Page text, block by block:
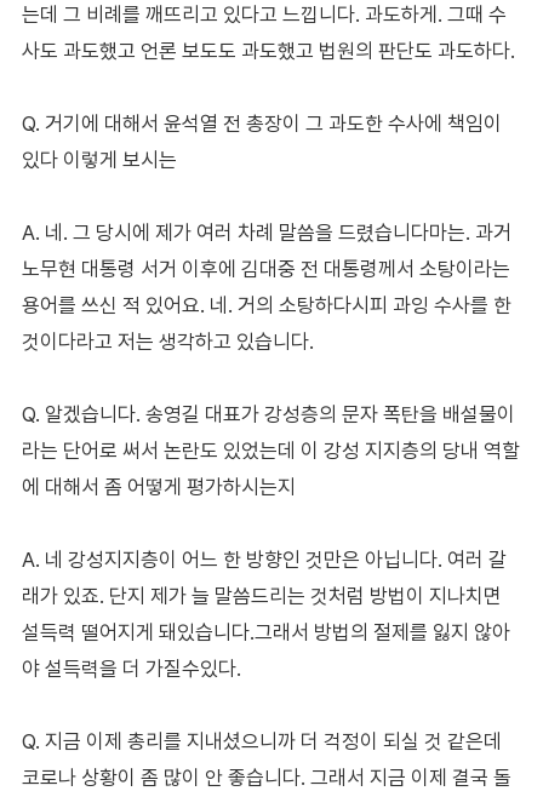
는데 그 비례를 깨뜨리고 있다고 느낍니다. 과도하게. 그때 수
사도 과도했고 언론 보도도 과도했고 법원의 판단도 과도하다.
Q. 거기에 대해서 윤석열 전 총장이 그 과도한 수사에 책임이
있다 이렇게 보시는
A. 네. 그 당시에 제가 여러 차례 말씀을 드렸습니다마는. 과거
노무현 대통령 서거 이후에 김대중 전 대통령께서 소탕이라는
용어를 쓰신 적 있어요. 네. 거의 소탕하다시피 과잉 수사를 한
것이다라고 저는 생각하고 있습니다.
Q. 알겠습니다. 송영길 대표가 강성층의 문자 폭탄을 배설물이
라는 단어로 써서 논란도 있었는데 이 강성 지지층의 당내 역할
에 대해서 좀 어떻게 평가하시는지
A. 네 강성지지층이 어느 한 방향인 것만은 아닙니다. 여러 갈
래가 있죠. 단지 제가 늘 말씀드리는 것처럼 방법이 지나치면
설득력 떨어지게 돼있습니다.그래서 방법의 절제를 잃지 않아
야 설득력을 더 가질수있다.
Q. 지금 이제 총리를 지내셨으니까 더 걱정이 되실 것 같은데
코로나 상황이 좀 많이 안 좋습니다. 그래서 지금 이제 결국 돌